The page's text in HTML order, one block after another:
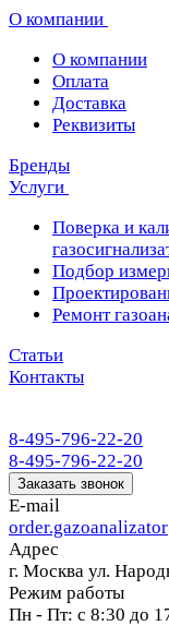
О компании
О компании
Оплата
Доставка
Реквизиты
Бренды
Услуги
Поверка и
Подбор
Ремонт
Статьи
Контакты
8-495-796-22-20
8-495-796-22-20
Заказать звонок
E-mail
Адрес
г. Москва ул.
Режим работы
Пн - Пт: с 8:30 до